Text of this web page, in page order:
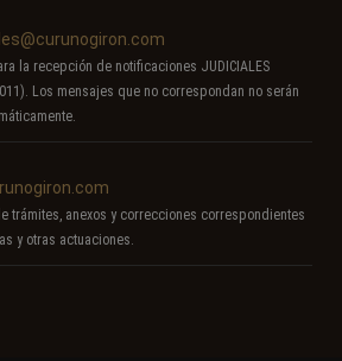
la recepción de notificaciones JUDICIALES
Los mensajes que no correspondan no serán
trámites, anexos y correcciones correspondientes
y otras actuaciones.